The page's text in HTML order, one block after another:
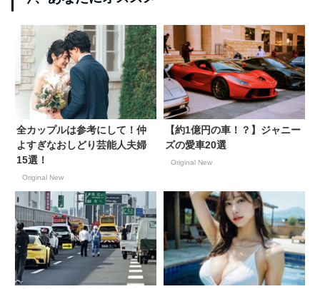
全カップルは参考にして！仲
よすぎなおしどり芸能人夫婦
15選！
Original New
【約1億円の車！？】ジャニー
ズの愛車20選
Original New